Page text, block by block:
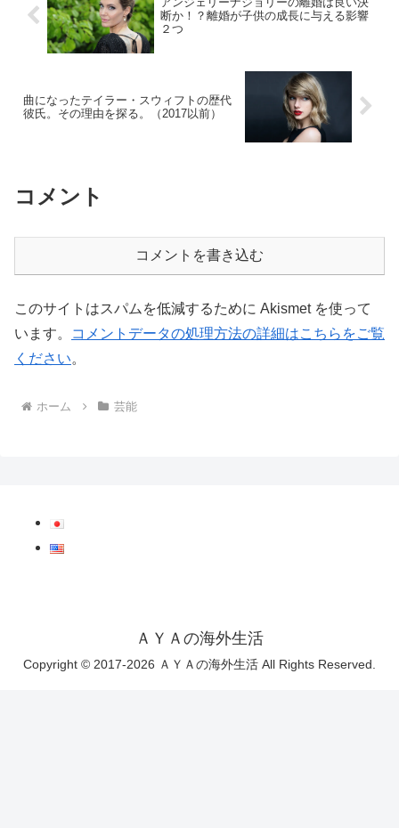
断か！？離婚が子供の成長に与える影響
２つ
曲になったテイラー・スウィフトの歴代
彼氏。その理由を探る。（2017以前）
コメント
コメントを書き込む
このサイトはスパムを低減するために Akismet を使って
います。
コメントデータの処理方法の詳細はこちらをご覧
ください。
ホーム 芸能
ＡＹＡの海外生活
Copyright © 2017-2026 ＡＹＡの海外生活 All Rights Reserved.